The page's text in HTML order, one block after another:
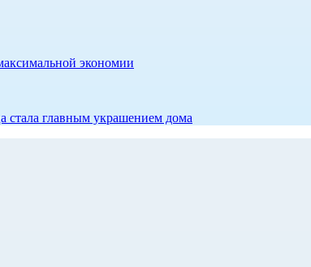
экономии
стала главным украшением дома